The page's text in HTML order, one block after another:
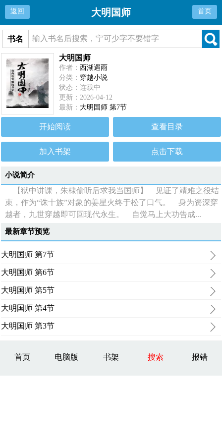
返回 大明国师 首页
书名
大明国师
作者：西湖遇雨
分类： 穿越小说
状态：连载中
更新：2026-04-12
最新： 大明国师 第7节
开始阅读 查看目录
加入书架 点击下载
小说简介
【狱中讲课，朱棣偷听后求我当国师】 见证了靖难之役结
束，作为“诛十族”对象的姜星火终于松了口气。 身为资深穿
越者，九世穿越即可回现代永生。 自觉马上大功告成...
最新章节预览
大明国师 第7节
大明国师 第6节
大明国师 第5节
大明国师 第4节
大明国师 第3节
首页 电脑版 书架 搜索 报错